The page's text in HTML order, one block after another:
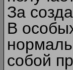
За
В
собой